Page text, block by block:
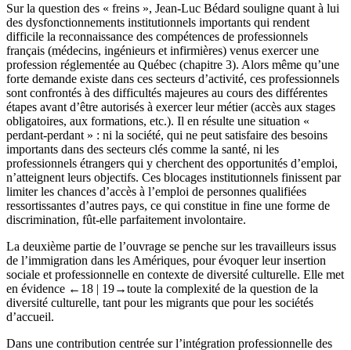
Sur la question des « freins », Jean-Luc Bédard souligne quant à lui
des dysfonctionnements institutionnels importants qui rendent
difficile la reconnaissance des compétences de professionnels
français (médecins, ingénieurs et infirmières) venus exercer une
profession réglementée au Québec (chapitre 3). Alors même qu’une
forte demande existe dans ces secteurs d’activité, ces professionnels
sont confrontés à des difficultés majeures au cours des différentes
étapes avant d’être autorisés à exercer leur métier (accès aux stages
obligatoires, aux formations, etc.). Il en résulte une situation «
perdant-perdant » : ni la société, qui ne peut satisfaire des besoins
importants dans des secteurs clés comme la santé, ni les
professionnels étrangers qui y cherchent des opportunités d’emploi,
n’atteignent leurs objectifs. Ces blocages institutionnels finissent par
limiter les chances d’accès à l’emploi de personnes qualifiées
ressortissantes d’autres pays, ce qui constitue in fine une forme de
discrimination, fût-elle parfaitement involontaire.
La deuxième partie de l’ouvrage se penche sur les travailleurs issus
de l’immigration dans les Amériques, pour évoquer leur insertion
sociale et professionnelle en contexte de diversité culturelle. Elle met
en évidence ←18 | 19→toute la complexité de la question de la
diversité culturelle, tant pour les migrants que pour les sociétés
d’accueil.
Dans une contribution centrée sur l’intégration professionnelle des